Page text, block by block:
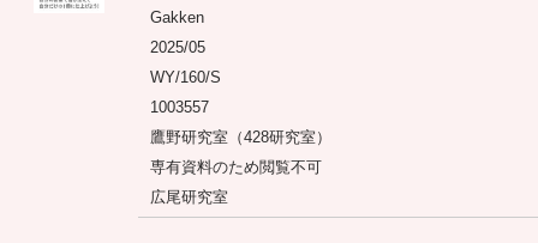
Gakken
2025/05
WY/160/S
1003557
鷹野研究室（428研究室）
専有資料のため閲覧不可
広尾研究室